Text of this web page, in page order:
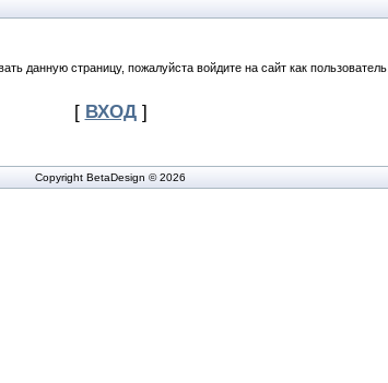
данную страницу, пожалуйста войдите на сайт как пользователь.
[ ВХОД]
Copyright BetaDesign © 2026